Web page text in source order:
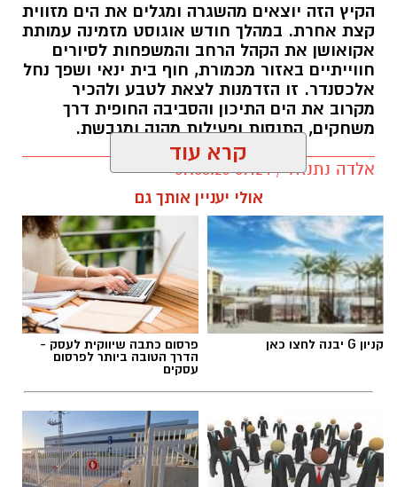
הקיץ הזה יוצאים מהשגרה ומגלים את הים מזווית
קצת אחרת. במהלך חודש אוגוסט מזמינה עמותת
אקואושן את הקהל הרחב והמשפחות לסיורים
חווייתיים באזור מכמורת, חוף בית ינאי ושפך נחל
אלכסנדר. זו הזדמנות לצאת לטבע ולהכיר
מקרוב את הים התיכון והסביבה החופית דרך
משחקים, התנסות ופעילות מהנה ומגבשת.
אלדה נתנאל / 09:24 07.08.26
תגים:טיול
קרא עוד
אולי יעניין אותך גם
קניון G יבנה לחצו כאן פרסום כתבה שיווקית לעסק -
הדרך הטובה ביותר לפרסום
עסקים